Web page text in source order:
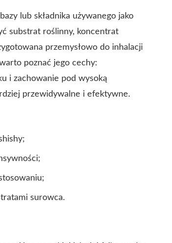
lub składnika używanego jako
substrat roślinny, koncentrat
przemysłowo do inhalacji
poznać jego cechy:
i zachowanie pod wysoką
przewidywalne i efektywne.
surowca.